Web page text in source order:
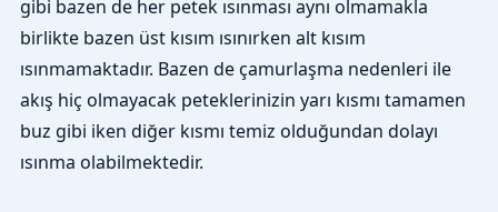
gibi bazen de her petek ısınması aynı olmamakla
birlikte bazen üst kısım ısınırken alt kısım
ısınmamaktadır. Bazen de çamurlaşma nedenleri ile
akış hiç olmayacak peteklerinizin yarı kısmı tamamen
buz gibi iken diğer kısmı temiz olduğundan dolayı
ısınma olabilmektedir.